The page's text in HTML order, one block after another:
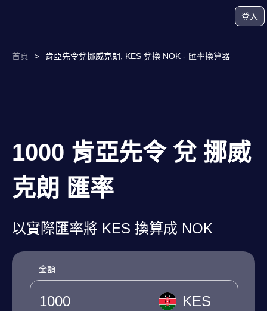
登入
首頁 > 肯亞先令兌挪威克朗, KES 兌換 NOK - 匯率換算器
1000 肯亞先令 兌 挪威
克朗 匯率
以實際匯率將 KES 換算成 NOK
金額
KES